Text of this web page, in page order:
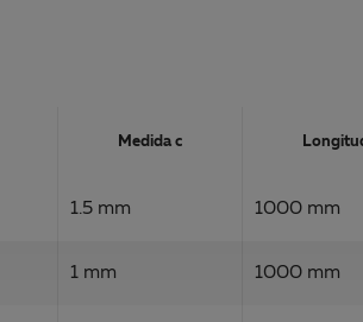
Medida c
1.5 mm 1000 mm
1 mm 1000 mm